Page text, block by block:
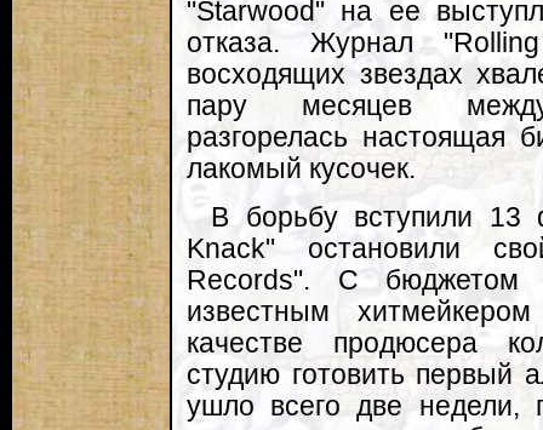
"Starwood" на ее
отказа. Журнал
восходящих звездах
пару месяцев между
разгорелась настоящая
лакомый кусочек.
В борьбу вступили
Knack" остановили
Records". С
известным
качестве продюсера
студию готовить первый
ушло всего две недели,